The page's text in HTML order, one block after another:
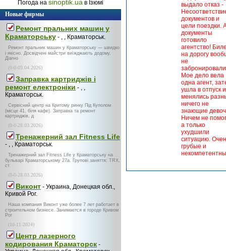
Погода на sinoptik.ua в Ізюмі
Новые фирмы
Ремонт пральних машин у
Краматорську - , , Краматорськ.
Ремонт пральних машин у Краматорську — швидко
і якісно. Досвідчені майстри виїжджають додому.
Діагно
(0-0-03.04.2026)
Заправка картриджів і
ремонт електроніки - , ,
Краматорськ.
Сервісний центр на Критому ринку Під Куполом
(місце 41, біля кафе). Заправка та ремонт
картриджів, д
(0-0-28.03.2026)
Тренажерний зал Fitness Life
- , , Краматорськ.
Тренажерний зал Fitness Life у Краматорську на
бульварі Краматорському 27а. Групові заняття: TRX,
ст
(0-0-28.03.2026)
Виконт - Украина, Донецкая обл.,
Кривой Рог.
Наша компания Виконт уже более 7 лет работает в
строительном бизнесе. Занимается в городе Кривом
Рог
(10-11-2024)
Центр лазерного
кодирования Краматорск -
выдало отказ -
документов и
цели поездки.
документы
готовило
агентство!
на дорогу
не
Мое дело вела
одна агент,
ушла в отпуск и
менялись
ничего не
знающие
Ничем не
а только
ухудшили
ситуацию.
грубые и